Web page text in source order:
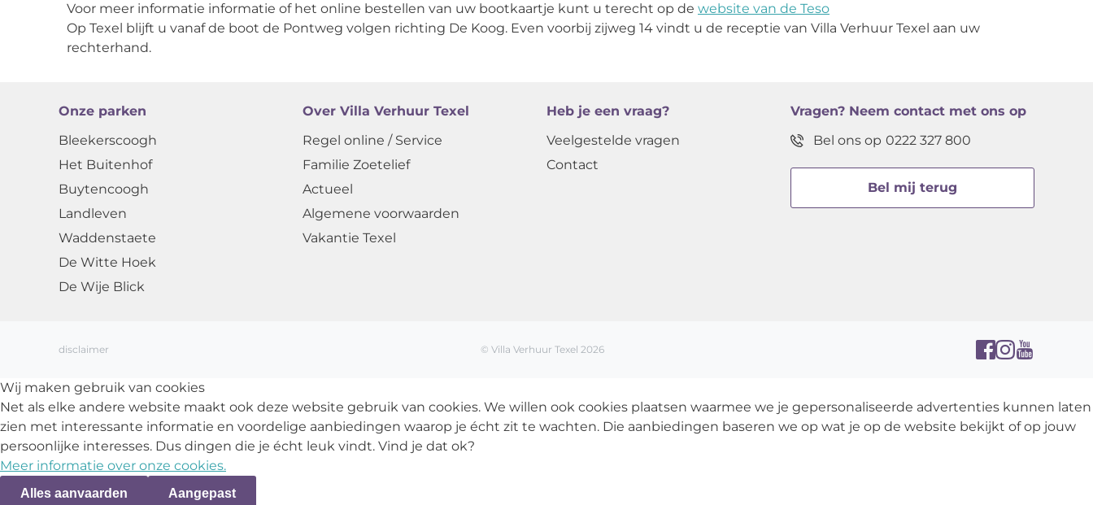
Voor meer informatie informatie of het online bestellen van uw bootkaartje kunt u terecht op de website van de Teso
Op Texel blijft u vanaf de boot de Pontweg volgen richting De Koog. Even voorbij zijweg 14 vindt u de receptie van Villa Verhuur Texel aan uw
rechterhand.
Onze parken
Bleekerscoogh
Het Buitenhof
Buytencoogh
Landleven
Waddenstaete
De Witte Hoek
De Wije Blick
Over Villa Verhuur Texel
Regel online / Service
Familie Zoetelief
Actueel
Algemene voorwaarden
Vakantie Texel
Heb je een vraag?
Veelgestelde vragen
Contact
Vragen? Neem contact met ons op
Bel ons op 0222 327 800
Bel mij terug
disclaimer © Villa Verhuur Texel 2026
Wij maken gebruik van cookies
Net als elke andere website maakt ook deze website gebruik van cookies. We willen ook cookies plaatsen waarmee we je gepersonaliseerde advertenties kunnen laten
zien met interessante informatie en voordelige aanbiedingen waarop je écht zit te wachten. Die aanbiedingen baseren we op wat je op de website bekijkt of op jouw
persoonlijke interesses. Dus dingen die je écht leuk vindt. Vind je dat ok?
Meer informatie over onze cookies.
Alles aanvaarden Aangepast